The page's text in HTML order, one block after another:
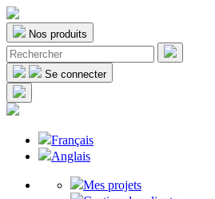
Nos produits
Se connecter
Français
Anglais
Mes projets